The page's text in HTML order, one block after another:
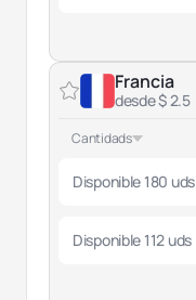
Francia
desde $ 2.5
Cantidads
Disponible 180 uds
Disponible 112 uds